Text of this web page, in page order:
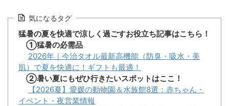
気になるタグ
猛暑の夏を快適で涼しく過ごすお役立ち記事はこちら！
①猛暑の必需品
2026年｜今治タオル最新高機能（防臭・吸水・美
肌）で夏を快適に！ギフトも最適！
②暑い夏にもぜひ行きたいスポットはここ！
【2026夏】愛媛の動物園＆水族館8選：赤ちゃん・
イベント・夜営業情報